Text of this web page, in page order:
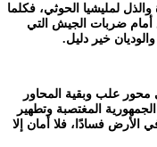
لمليشيا الحوثي، فكلما
ضربات الجيش التي
خير دليل.
علب وبقية المحاور
المغتصبة وتطهير
الأرض فسادًا، فلا أمان إلا